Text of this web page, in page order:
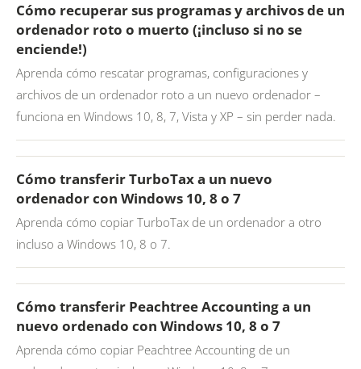
Cómo recuperar sus programas y archivos de un
ordenador roto o muerto (¡incluso si no se
enciende!)
Aprenda cómo rescatar programas, configuraciones y
archivos de un ordenador roto a un nuevo ordenador –
funciona en Windows 10, 8, 7, Vista y XP – sin perder nada.
Cómo transferir TurboTax a un nuevo
ordenador con Windows 10, 8 o 7
Aprenda cómo copiar TurboTax de un ordenador a otro
incluso a Windows 10, 8 o 7.
Cómo transferir Peachtree Accounting a un
nuevo ordenado con Windows 10, 8 o 7
Aprenda cómo copiar Peachtree Accounting de un